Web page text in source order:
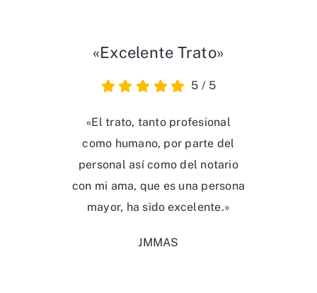
«Excelente Trato»
5 / 5
«El trato, tanto profesional
como humano, por parte del
personal así como del notario
con mi ama, que es una persona
mayor, ha sido excelente.»
JMMAS